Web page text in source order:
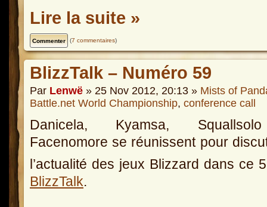
Lire la suite »
(7 commentaires)
BlizzTalk – Numéro 59
Par Lenwë » 25 Nov 2012, 20:13 » Mists of
Battle.net World Championship, conference call
Danicela, Kyamsa,
Facenomore se réunissent pour
l’actualité des jeux Blizzard dans ce
BlizzTalk.